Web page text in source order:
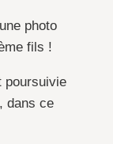
photo
fils !
poursuivie
dans ce